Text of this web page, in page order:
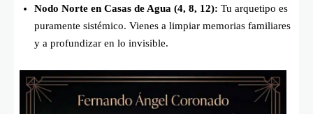
Nodo Norte en Casas de Agua (4, 8, 12): Tu arquetipo es
puramente sistémico. Vienes a limpiar memorias familiares
y a profundizar en lo invisible.